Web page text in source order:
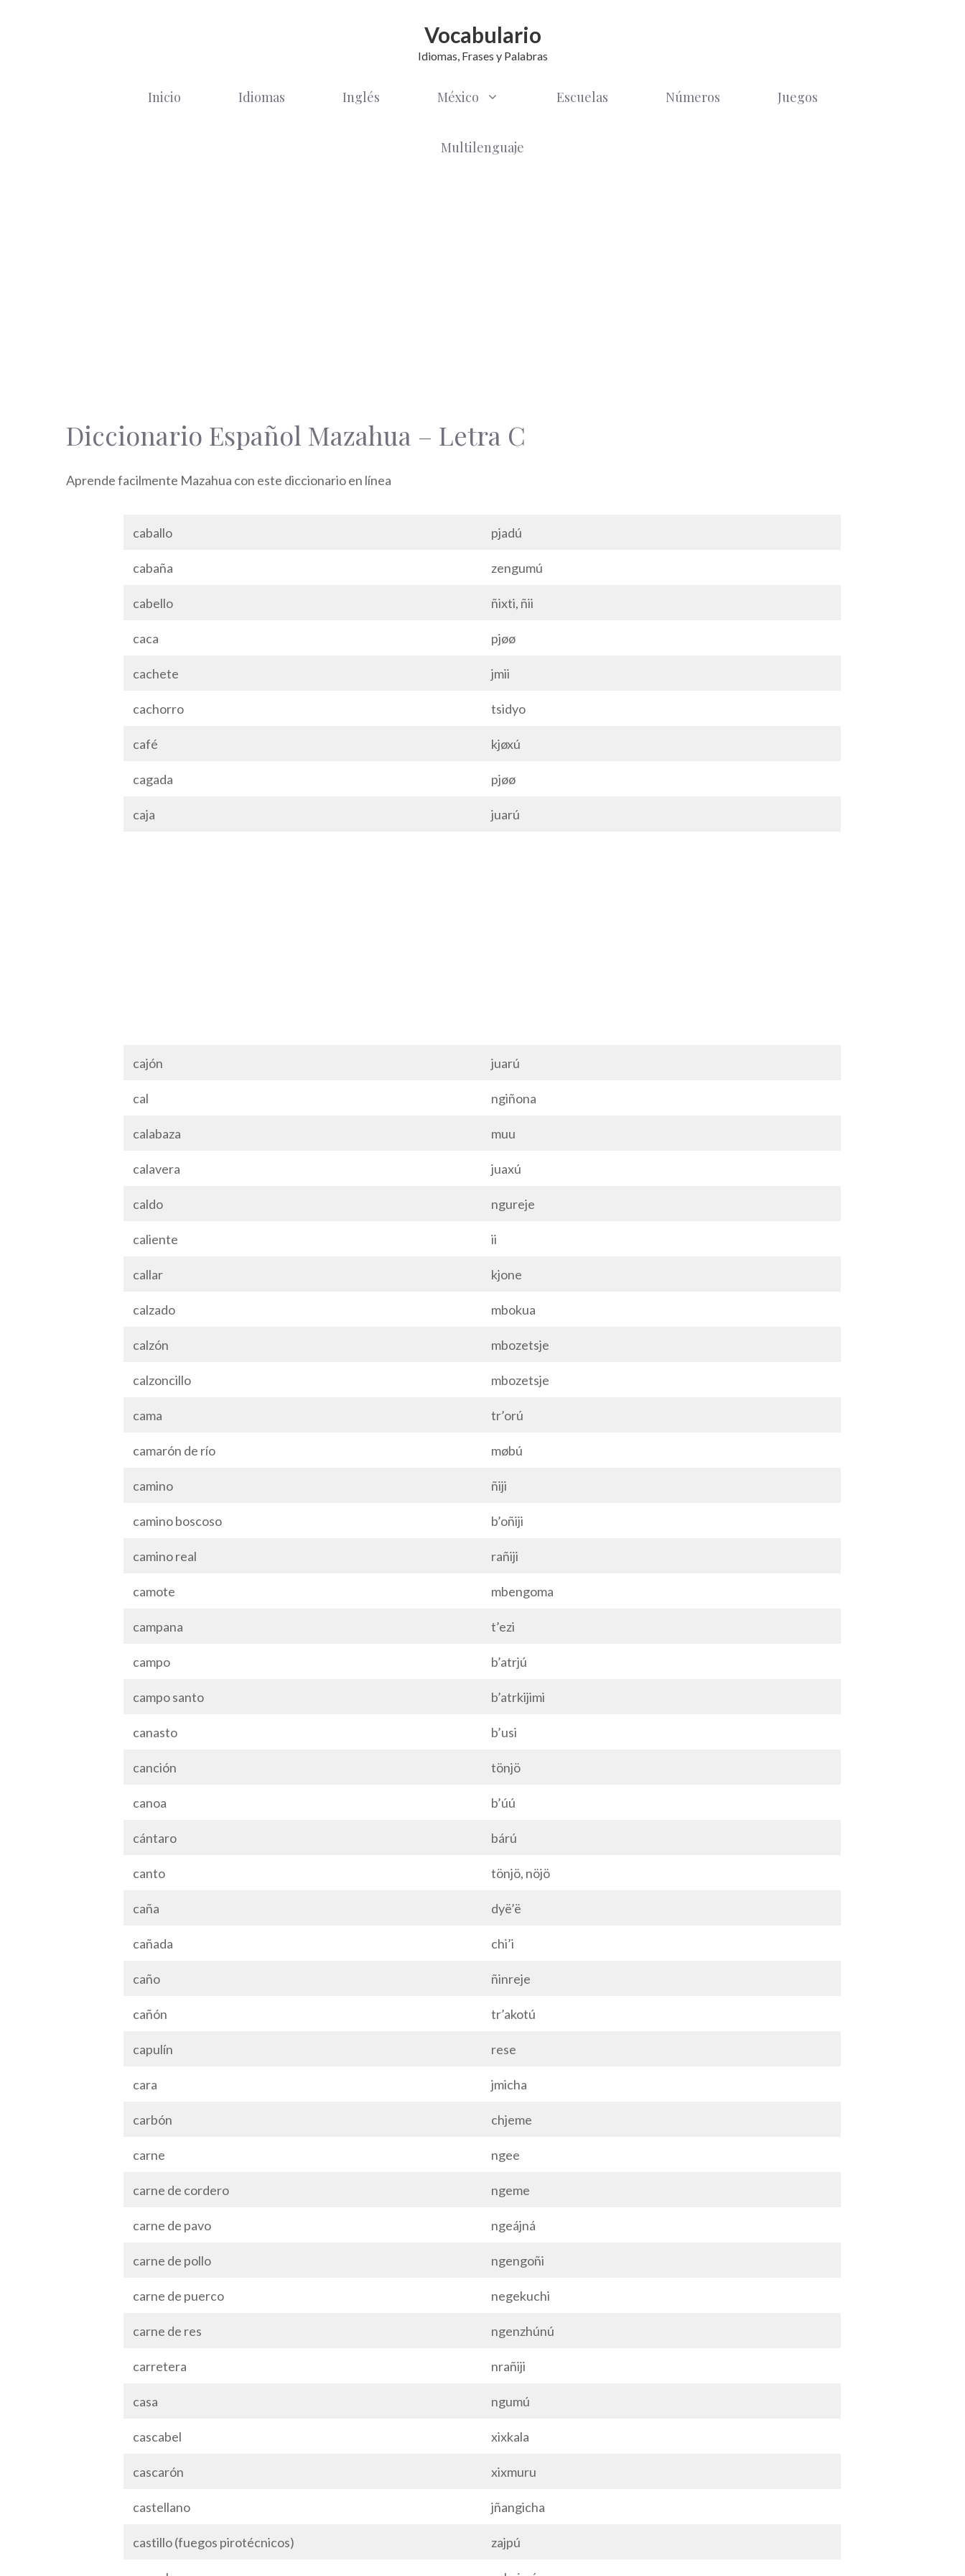
Vocabulario
Idiomas, Frases y Palabras
Inicio Idiomas Inglés México Escuelas Números Juegos
Multilenguaje
Diccionario Español Mazahua – Letra C
Aprende facilmente Mazahua con este diccionario en línea
caballo pjadú
cabaña zengumú
cabello ñixti, ñii
caca pjøø
cachete jmii
cachorro tsidyo
café kjøxú
cagada pjøø
caja juarú
cajón juarú
cal ngiñona
calabaza muu
calavera juaxú
caldo ngureje
caliente ii
callar kjone
calzado mbokua
calzón mbozetsje
calzoncillo mbozetsje
cama tr’orú
camarón de río møbú
camino ñiji
camino boscoso b’oñiji
camino real rañiji
camote mbengoma
campana t’ezi
campo b’atrjú
campo santo b’atrkijimi
canasto b’usi
canción tönjö
canoa b’úú
cántaro bárú
canto tönjö, nöjö
caña dyë’ë
cañada chi’i
caño ñinreje
cañón tr’akotú
capulín rese
cara jmicha
carbón chjeme
carne ngee
carne de cordero ngeme
carne de pavo ngeájná
carne de pollo ngengoñi
carne de puerco negekuchi
carne de res ngenzhúnú
carretera nrañiji
casa ngumú
cascabel xixkala
cascarón xixmuru
castellano jñangicha
castillo (fuegos pirotécnicos) zajpú